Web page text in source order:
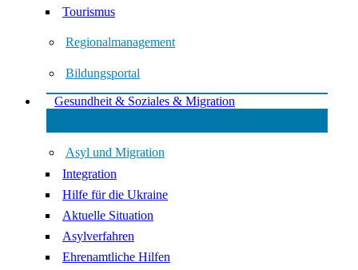
Tourismus
Regionalmanagement
Bildungsportal
Gesundheit & Soziales & Migration
Asyl und Migration
Integration
Hilfe für die Ukraine
Aktuelle Situation
Asylverfahren
Ehrenamtliche Hilfen